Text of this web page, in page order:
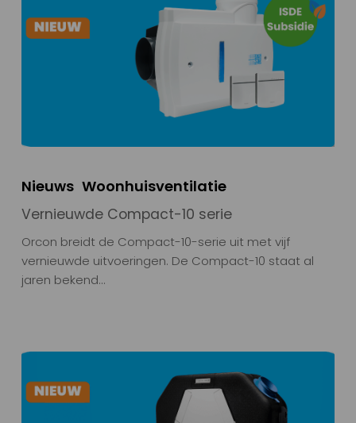
Nieuws Woonhuisventilatie
Vernieuwde Compact-10 serie
Orcon breidt de Compact-10-serie uit met vijf
vernieuwde uitvoeringen. De Compact-10 staat al
jaren bekend…